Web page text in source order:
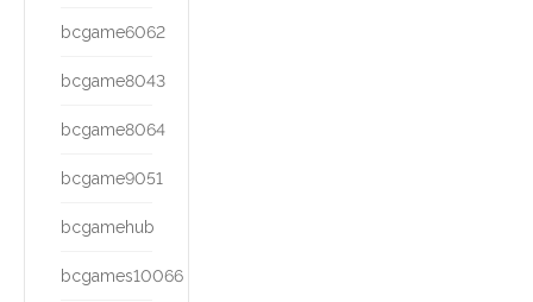
bcgame6062
bcgame8043
bcgame8064
bcgame9051
bcgamehub
bcgames10066